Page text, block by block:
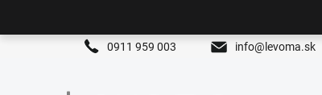
0911 959 003 info@levoma.sk